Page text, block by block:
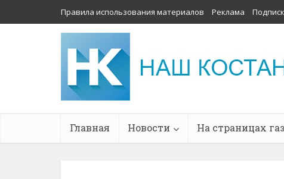
Правила использования материалов Реклама
Главная Новости На страницах